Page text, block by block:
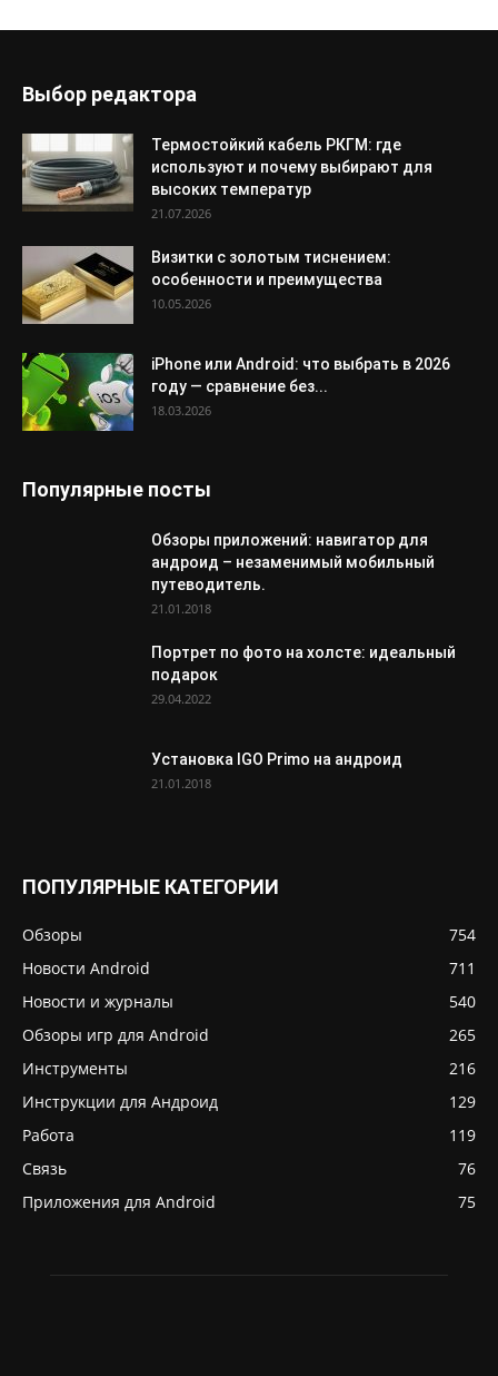
Выбор редактора
Термостойкий кабель РКГМ: где
используют и почему выбирают для
высоких температур
21.07.2026
Визитки с золотым тиснением:
особенности и преимущества
10.05.2026
iPhone или Android: что выбрать в 2026
году — сравнение без...
18.03.2026
Популярные посты
Обзоры приложений: навигатор для
андроид – незаменимый мобильный
путеводитель.
21.01.2018
Портрет по фото на холсте: идеальный
подарок
29.04.2022
Установка IGO Primo на андроид
21.01.2018
ПОПУЛЯРНЫЕ КАТЕГОРИИ
Обзоры
754
Новости Android
711
Новости и журналы
540
Обзоры игр для Android
265
Инструменты
216
Инструкции для Андроид
129
Работа
119
Связь
76
Приложения для Android
75